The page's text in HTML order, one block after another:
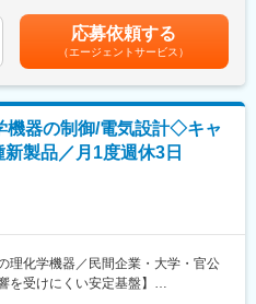
扱う商社として、積極的な事業展開
でなく海外市場にも積極的に参入し
高売上を更新し業績も好調です。ま
を付与する形で月1回の週休3日を導
ともできます。
、ものづくりを支える製品や技術を
、部品をしっかり固定するための接
ポートを提供している点が特長で
備、エネルギー分野など、安全性や
使われています。長年の経験を生か
開発）
造方法の検討・設計
応募依頼する
（エージェントサービス）
機器の制御/電気設計◇キャ
製品／月1度週休3日
理化学機器／民間企業・大学・官公
を受けにくい安定基盤】